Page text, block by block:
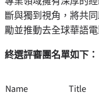
斷與獨到視角，將共
勵並推動去全球華語
終選評審團名單如下：
Name Title